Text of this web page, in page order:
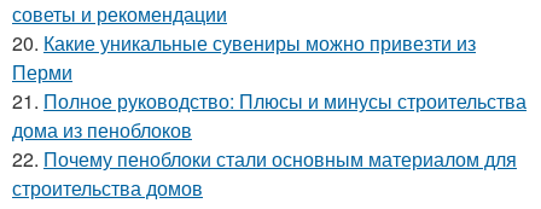
советы и рекомендации
20. Какие уникальные сувениры можно привезти из
Перми
21. Полное руководство: Плюсы и минусы строительства
дома из пеноблоков
22. Почему пеноблоки стали основным материалом для
строительства домов